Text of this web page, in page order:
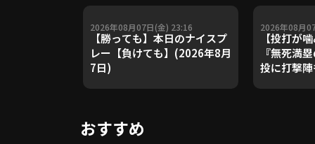
2026年08月07日(金) 23:16
【勝っても】本日のナイスプ
レー【負けても】(2026年8月
7日)
2026年08月
【投打が
『無死満
投に打撃
おすすめ